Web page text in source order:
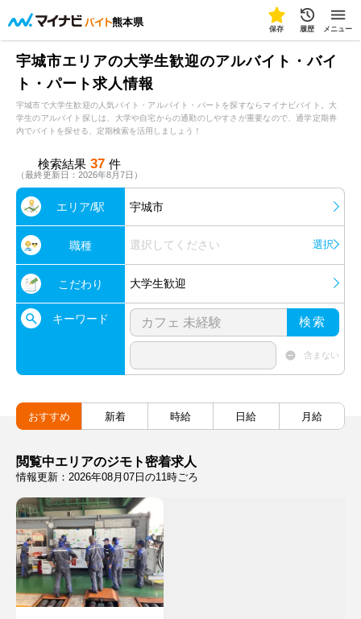
熊本県
保存 履歴 メニュー
宇城市エリアの大学生歓迎のアルバイト・バイ
ト・パート求人情報
宇城市で大学生歓迎の人気バイト・アルバイト・パートを探すならマイナビバイト。大
学生のアルバイト探しは、大学や自宅からの通勤のしやすさが重要なので、通学定期券
内でバイトを探せる、定期検索を活用しましょう！
検索結果 37 件
（最終更新日：2026年8月7日）
エリア/駅 宇城市
職種 選択してください 選択
こだわり 大学生歓迎
キーワード 検索
含まない
おすすめ 新着 時給 日給 月給
閲覧中エリアのジモト密着求人
情報更新：2026年08月07日の11時ごろ